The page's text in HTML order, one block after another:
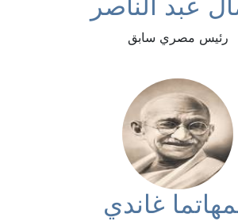
رئيس مصري سابق
غاندي